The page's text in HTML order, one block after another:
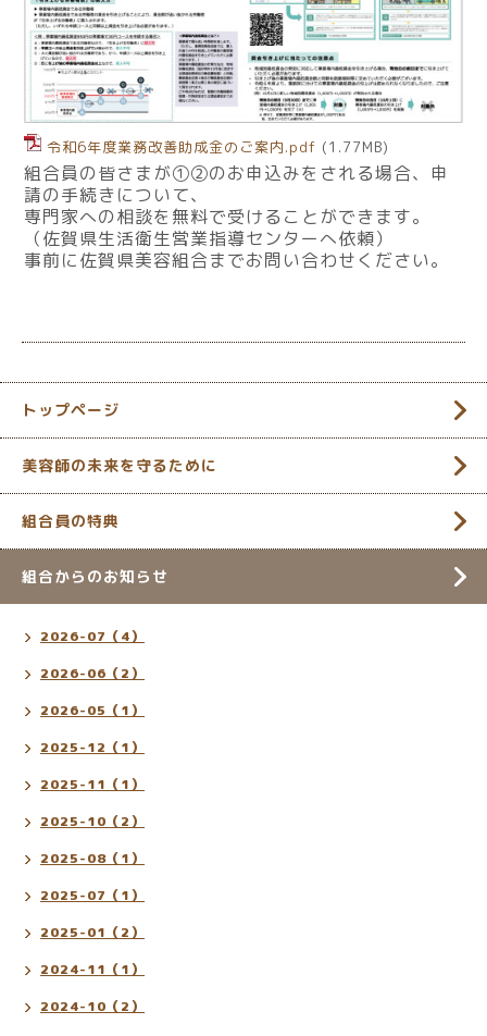
令和6年度業務改善助成金のご案内.pdf (1.77MB)
組合員の皆さまが①②のお申込みをされる場合、申
請の手続きについて、
専門家への相談を無料で受けることができます。
（佐賀県生活衛生営業指導センターへ依頼）
事前に佐賀県美容組合までお問い合わせください。
トップページ
美容師の未来を守るために
組合員の特典
組合からのお知らせ
2026-07（4）
2026-06（2）
2026-05（1）
2025-12（1）
2025-11（1）
2025-10（2）
2025-08（1）
2025-07（1）
2025-01（2）
2024-11（1）
2024-10（2）